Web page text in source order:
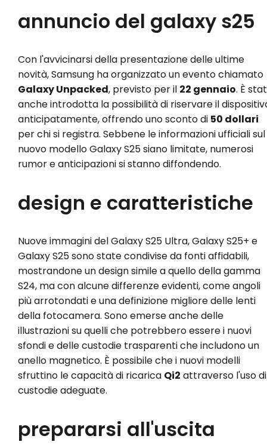
annuncio del galaxy s25
Con l'avvicinarsi della presentazione delle ultime
novità, Samsung ha organizzato un evento chiamato
Galaxy Unpacked, previsto per il 22 gennaio. È
anche introdotta la possibilità di riservare il
anticipatamente, offrendo uno sconto di 50 dollari
per chi si registra. Sebbene le informazioni ufficiali sul
nuovo modello Galaxy S25 siano limitate, numerosi
rumor e anticipazioni si stanno diffondendo.
design e caratteristiche
Nuove immagini del Galaxy S25 Ultra, Galaxy S25+ e
Galaxy S25 sono state condivise da fonti affidabili,
mostrandone un design simile a quello della gamma
S24, ma con alcune differenze evidenti, come angoli
più arrotondati e una definizione migliore delle lenti
della fotocamera. Sono emerse anche delle
illustrazioni su quelli che potrebbero essere i nuovi
sfondi e delle custodie trasparenti che includono un
anello magnetico. È possibile che i nuovi modelli
sfruttino le capacità di ricarica Qi2 attraverso l'uso di
custodie adeguate.
prepararsi all'uscita